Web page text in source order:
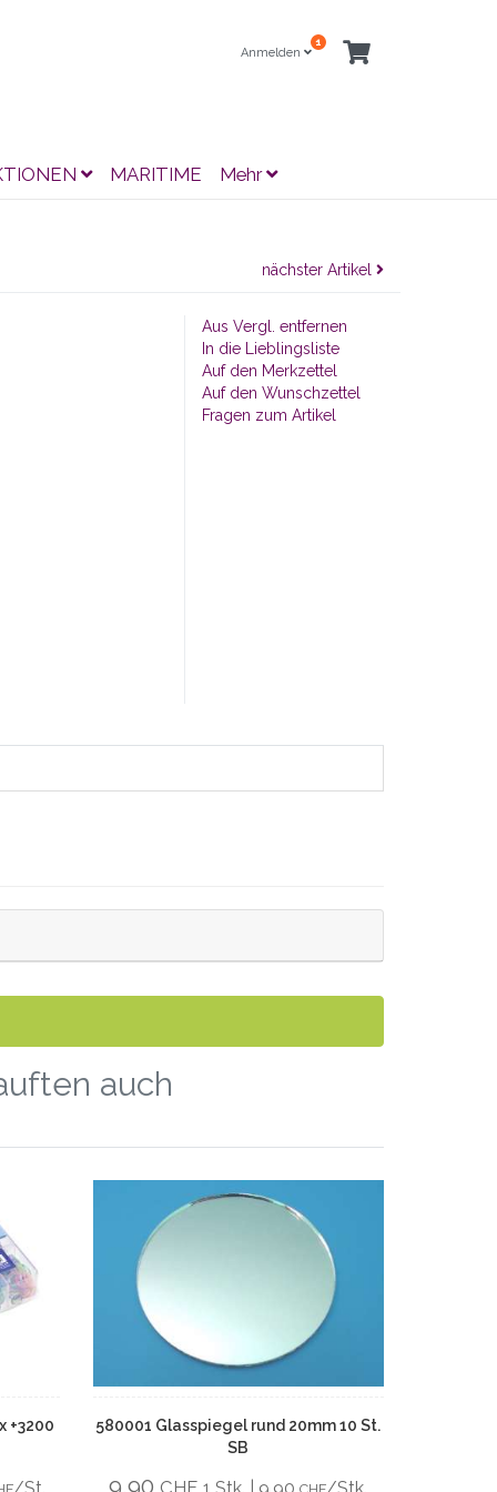
Anmelden
1
MARITIME Mehr
nächster Artikel
Aus Vergl. entfernen
In die Lieblingsliste
Auf den Merkzettel
Auf den Wunschzettel
Fragen zum Artikel
auch
+3200
580001 Glasspiegel rund 20mm 10 St.
SB
9,90 CHF